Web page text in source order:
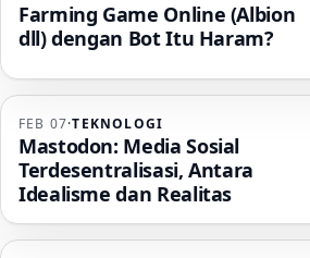
Farming Game Online (Albion
dll) dengan Bot Itu Haram?
FEB 07·TEKNOLOGI
Mastodon: Media Sosial
Terdesentralisasi, Antara
Idealisme dan Realitas